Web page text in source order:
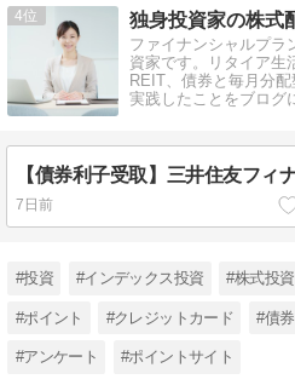
4
ファイナンシャルプラ
資家です。リタイア生
REIT、債券と毎月分
実践したことをブログ
7日前
#投資 #インデックス投資 #株式投資
#ポイント #クレジットカード #債券
#アンケート #ポイントサイト